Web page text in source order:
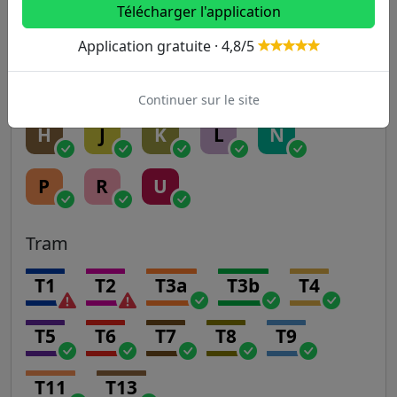
A B C D E
H J K L N
P R U
Tram
T1 T2 T3a T3b T4
T5 T6 T7 T8 T9
T11 T13
Télécharger l'application
Application gratuite · 4,8/5
Continuer sur le site